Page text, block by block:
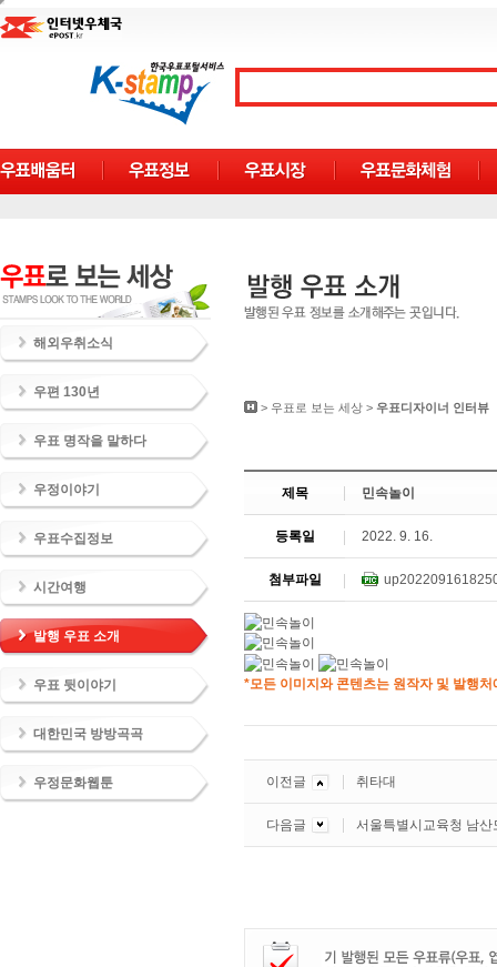
해외우취소식
우편 130년
우표 명작을 말하다
우정이야기
우표수집정보
시간여행
발행 우표 소개
우표 뒷이야기
대한민국 방방곡곡
우정문화웹툰
> 우표로 보는 세상 > 우표디자이너 인터뷰
제목 민속놀이
등록일 2022. 9. 16.
첨부파일
*모든 이미지와 콘텐츠는 원작자 및 발행
이전글 취타대
다음글 서울특별시교육청 남